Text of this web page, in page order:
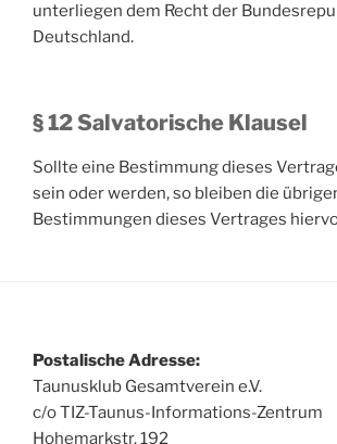
unterliegen dem Recht der
Deutschland.
§ 12 Salvatorische Klausel
Sollte eine Bestimmung dieses
sein oder werden, so bleiben die
Bestimmungen dieses Vertrages
Postalische Adresse:
Taunusklub Gesamtverein e.V.
c/o TIZ-Taunus-Informations-Zentrum
Hohemarkstr. 192